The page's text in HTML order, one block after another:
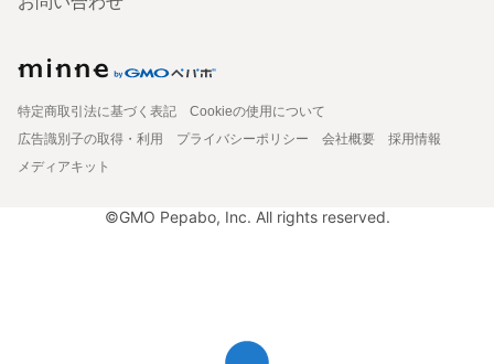
特定商取引法に基づく表記
Cookieの使用について
広告識別子の取得・利用
プライバシーポリシー 会社概要
採用情報
メディアキット
©GMO Pepabo, Inc. All rights reserved.